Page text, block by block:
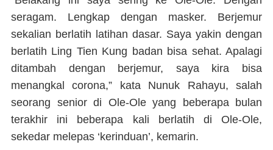
seragam. Lengkap dengan masker. Berjemur
sekalian berlatih latihan dasar. Saya yakin dengan
berlatih Ling Tien Kung badan bisa sehat. Apalagi
ditambah dengan berjemur, saya kira bisa
menangkal corona,” kata Nunuk Rahayu, salah
seorang senior di Ole-Ole yang beberapa bulan
terakhir ini beberapa kali berlatih di Ole-Ole,
sekedar melepas ‘kerinduan’, kemarin.